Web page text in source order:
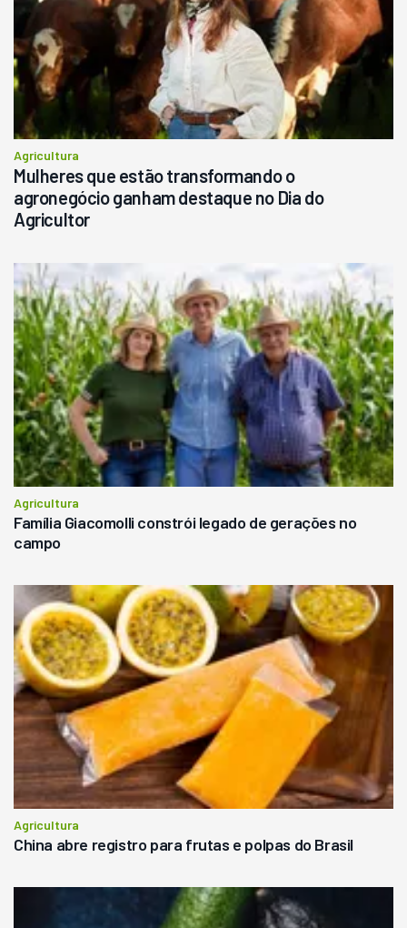
Agricultura
Mulheres que estão transformando o
agronegócio ganham destaque no Dia do
Agricultor
Agricultura
Família Giacomolli constrói legado de gerações no
campo
Agricultura
China abre registro para frutas e polpas do Brasil